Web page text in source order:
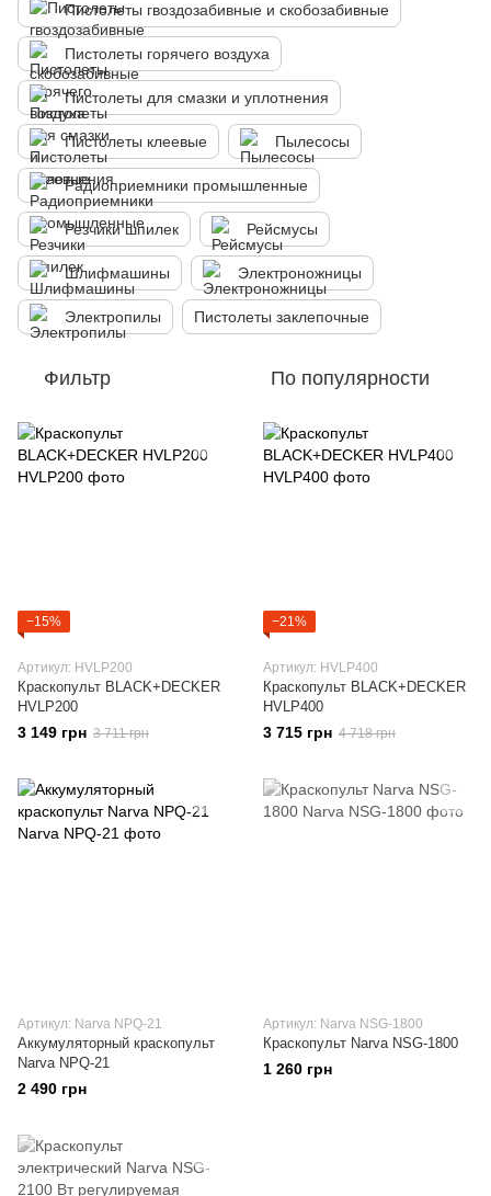
Пистолеты гвоздозабивные и скобозабивные
Пистолеты горячего воздуха
Пистолеты для смазки и уплотнения
Пистолеты клеевые Пылесосы
Радиоприемники промышленные
Резчики шпилек Рейсмусы
Шлифмашины Электроножницы
Электропилы Пистолеты заклепочные
Фильтр По популярности
−15%
Артикул: HVLP200
Краскопульт BLACK+DECKER
HVLP200
3 149 грн 3 711 грн
−21%
Артикул: HVLP400
Краскопульт BLACK+DECKER
HVLP400
3 715 грн 4 718 грн
Артикул: Narva NPQ-21
Аккумуляторный краскопульт
Narva NPQ-21
2 490 грн
Артикул: Narva NSG-1800
Краскопульт Narva NSG-1800
1 260 грн